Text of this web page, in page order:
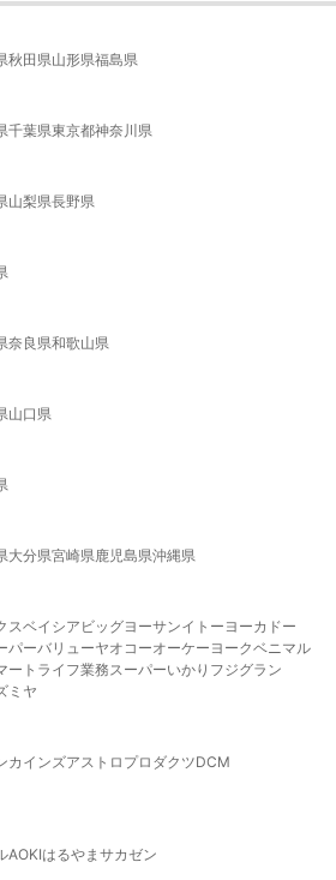
秋田県山形県福島県
千葉県東京都神奈川県
山梨県長野県
奈良県和歌山県
山口県
大分県宮崎県鹿児島県沖縄県
スベイシア ビッグヨーサンイトーヨーカドー
パーバリューヤオコーオーケー ヨークベニマル
ート ライフ業務スーパーいかり フジグラン
ミヤ
カインズアストロプロダクツDCM
AOKIはるやま サカゼン